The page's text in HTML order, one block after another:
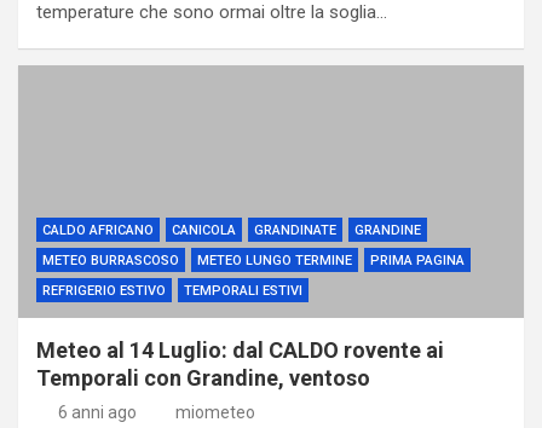
temperature che sono ormai oltre la soglia…
CALDO AFRICANO CANICOLA GRANDINATE
GRANDINE
METEO BURRASCOSO
METEO LUNGO TERMINE
PRIMA PAGINA
REFRIGERIO ESTIVO
TEMPORALI ESTIVI
Meteo al 14 Luglio: dal CALDO rovente ai
Temporali con Grandine, ventoso
6 anni ago miometeo